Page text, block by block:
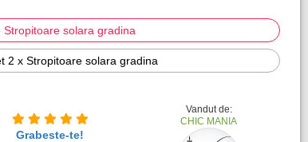
Stropitoare solara gradina
2 x Stropitoare solara gradina
Grabeste-te!
Vandut de:
CHIC MANIA